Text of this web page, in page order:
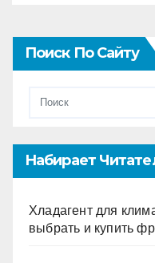
Поиск По Сайту
Набирает
Хладагент для
выбрать и купить